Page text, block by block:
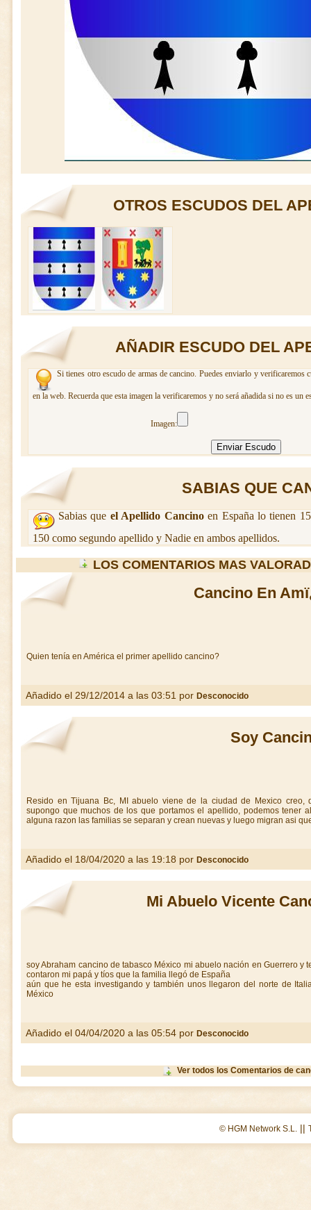
OTROS ESCUDOS DEL
AÑADIR ESCUDO DEL
Si tienes otro escudo de armas de cancino. Puedes enviarlo y verificaremos
en la web. Recuerda que esta imagen la verificaremos y no será añadida si no es un
Imagen:
SABIAS QUE
Sabias que el Apellido Cancinoen España lo tienen
150 como segundo apellido y Nadie en ambos apellidos.
LOS COMENTARIOS MAS
Cancino En
Quien tenía en América el primer apellido cancino?
Añadido el 29/12/2014 a las 03:51 por Desconocido
Soy
Resido en Tijuana Bc, MI abuelo viene de la ciudad de Mexico creo,
supongo que muchos de los que portamos el apellido, podemos tener
alguna razon las familias se separan y crean nuevas y luego migran asi
Añadido el 18/04/2020 a las 19:18 por Desconocido
Mi Abuelo Vicente
soy Abraham cancino de tabasco México mi abuelo nación en Guerrero y
contaron mi papá y tíos que la familia llegó de España
aún que he esta investigando y también unos llegaron del norte de
México
Añadido el 04/04/2020 a las 05:54 por Desconocido
Ver todos los Comentarios de
© HGM Network S.L. ||